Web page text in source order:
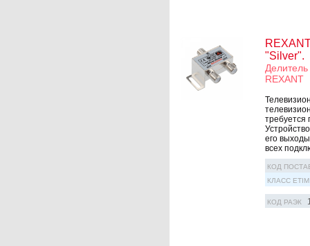
"Silver".
REXANT
требуется
его
всеx
КОД
КЛАСС ETIM
КОД РАЭК